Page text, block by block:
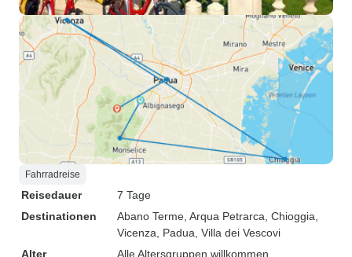
Fahrradreise
Reisedauer
7 Tage
Destinationen
Abano Terme , Arqua Petrarca , Chioggia
Vicenza , Padua , Villa dei Vescovi
Alter
Alle Altersgruppen willkommen